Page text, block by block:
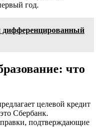
год.
дифференцированный
что
целевой кредит
Сбербанк.
подтверждающие